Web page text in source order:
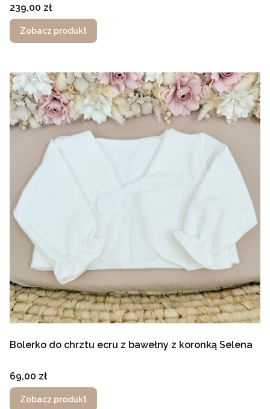
Cena
239,00 zł
Zobacz produkt
Bolerko do chrztu ecru z bawełny z koronką Selena
Cena
69,00 zł
Zobacz produkt